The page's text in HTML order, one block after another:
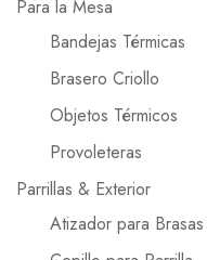
Para la Mesa
Bandejas Térmicas
Brasero Criollo
Objetos Térmicos
Provoleteras
Parrillas & Exterior
Atizador para Brasas